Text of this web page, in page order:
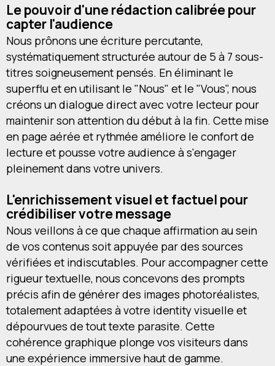
Le pouvoir d'une rédaction calibrée pour
capter l'audience
Nous prônons une écriture percutante,
systématiquement structurée autour de 5 à 7 sous-
titres soigneusement pensés. En éliminant le
superflu et en utilisant le "Nous" et le "Vous", nous
créons un dialogue direct avec votre lecteur pour
maintenir son attention du début à la fin. Cette mise
en page aérée et rythmée améliore le confort de
lecture et pousse votre audience à s'engager
pleinement dans votre univers.
L'enrichissement visuel et factuel pour
crédibiliser votre message
Nous veillons à ce que chaque affirmation au sein
de vos contenus soit appuyée par des sources
vérifiées et indiscutables. Pour accompagner cette
rigueur textuelle, nous concevons des prompts
précis afin de générer des images photoréalistes,
totalement adaptées à votre identity visuelle et
dépourvues de tout texte parasite. Cette
cohérence graphique plonge vos visiteurs dans
une expérience immersive haut de gamme.